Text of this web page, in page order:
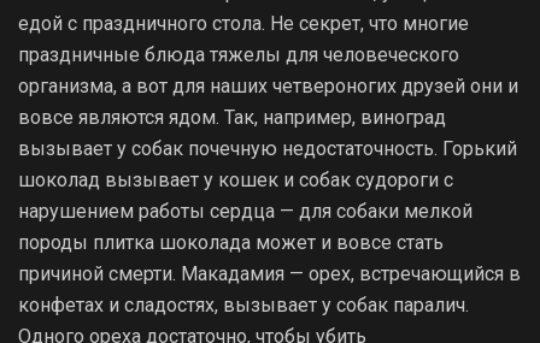
едой с праздничного стола. Не секрет, что многие
праздничные блюда тяжелы для человеческого
организма, а вот для наших четвероногих друзей они и
вовсе являются ядом. Так, например, виноград
вызывает у собак почечную недостаточность. Горький
шоколад вызывает у кошек и собак судороги с
нарушением работы сердца — для собаки мелкой
породы плитка шоколада может и вовсе стать
причиной смерти. Макадамия — орех, встречающийся в
конфетах и сладостях, вызывает у собак паралич.
Одного ореха достаточно, чтобы убить